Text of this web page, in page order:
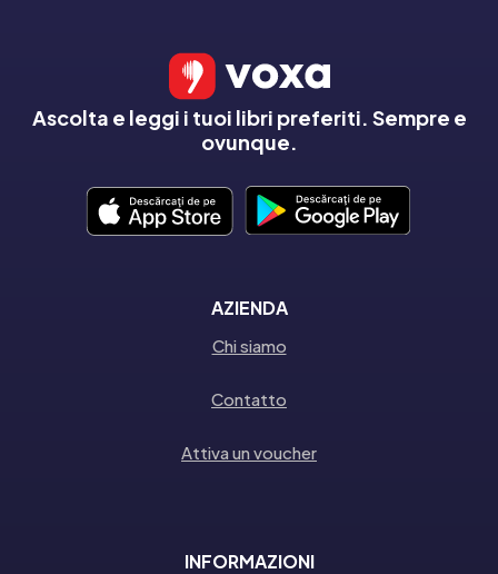
Ascolta e leggi i tuoi libri preferiti. Sempre e
ovunque.
AZIENDA
Chi siamo
Contatto
Attiva un voucher
INFORMAZIONI